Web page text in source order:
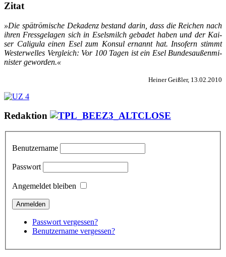
Zitat
»Die spät­rö­mi­sche De­ka­denz be­stand dar­in, dass die Rei­chen nach
ih­ren Fress­ge­la­gen sich in Esels­milch ge­ba­det ha­ben und der Kai­
ser Ca­li­gu­la ei­nen Esel zum Kon­sul er­nannt hat. In­so­fern stimmt
Wes­ter­wel­les Ver­gleich: Vor 100 Ta­gen ist ein Esel Bun­des­au­ßen­mi­
nis­ter ge­wor­den.«
Heiner Geißler, 13.02.2010
Redaktion
Benutzername
Passwort
Angemeldet bleiben
Passwort vergessen?
Benutzername vergessen?